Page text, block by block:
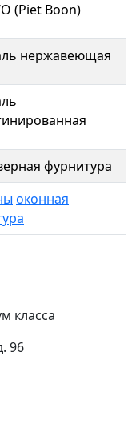
(Piet Boon)
нержавеющая
фурнитура
оконная
класса
96